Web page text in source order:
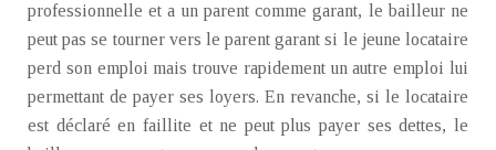
professionnelle et a un parent comme garant, le bailleur ne
peut pas se tourner vers le parent garant si le jeune locataire
perd son emploi mais trouve rapidement un autre emploi lui
permettant de payer ses loyers. En revanche, si le locataire
est déclaré en faillite et ne peut plus payer ses dettes, le